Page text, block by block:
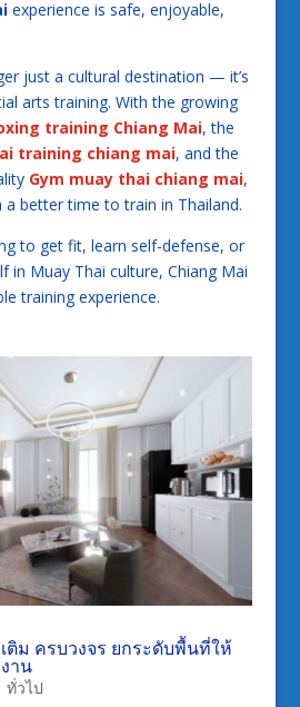
experience is safe, enjoyable,
just a cultural destination — it’s
arts training. With the growing
training Chiang Mai, the
training chiang mai, and the
Gym muay thai chiang mai,
a better time to train in Thailand.
to get fit, learn self-defense, or
in Muay Thai culture, Chiang Mai
training experience.
ติม ครบวงจร ยกระดับพื้นที่ให้
าน
ทั่วไป